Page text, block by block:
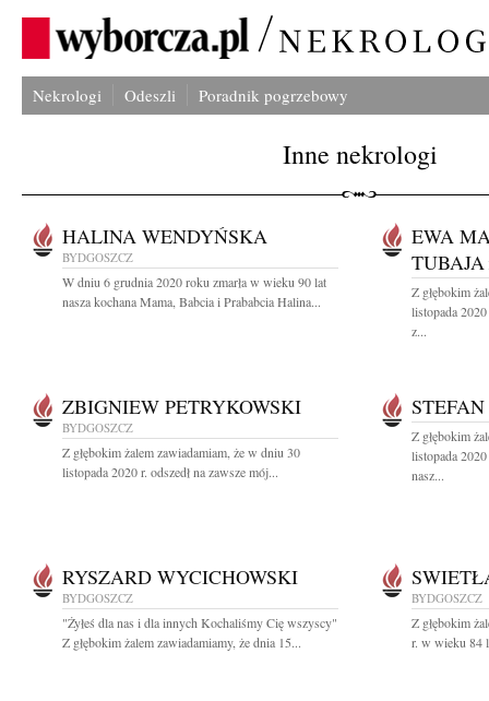
Nekrologi Odeszli Poradnik pogrzebowy
Inne nekrologi
HALINA WENDYŃSKA
BYDGOSZCZ
W dniu 6 grudnia 2020 roku zmarła w wieku 90 lat
nasza kochana Mama, Babcia i Prababcia Halina...
EWA
TUBAJA
Z głębokim
listopada
z...
ZBIGNIEW PETRYKOWSKI
BYDGOSZCZ
Z głębokim żalem zawiadamiam, że w dniu 30
listopada 2020 r. odszedł na zawsze mój...
Z głębokim
listopada
nasz...
RYSZARD WYCICHOWSKI
BYDGOSZCZ
"Żyłeś dla nas i dla innych Kochaliśmy Cię wszyscy"
Z głębokim żalem zawiadamiamy, że dnia 15...
BYDGOSZCZ
Z głębokim
r. w wieku 84